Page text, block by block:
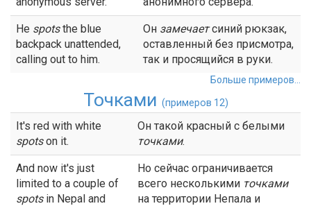
He spotsthe blue
backpack unattended,
calling out to him.
Он замечаетсиний рюкзак,
оставленный без присмотра,
так и просящийся в руки.
Больше примеров...
Точками (примеров 12)
It's red with white
spotson it.
Он такой красный с белыми
точками.
And now it's just
limited to a couple of
spotsin Nepal and
Но сейчас ограничивается
всего несколькими точками
на территории Непала и